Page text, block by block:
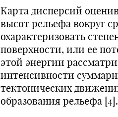
Карта дисперсий
высот рельефа вокруг
охарактеризовать
поверхности, или ее
этой энергии
интенсивности
тектонических
образования рельефа [4].